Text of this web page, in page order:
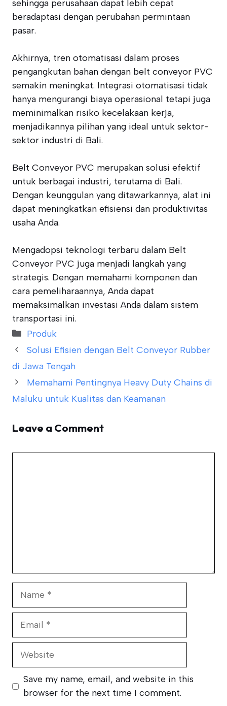
sehingga perusahaan dapat lebih cepat
beradaptasi dengan perubahan permintaan
pasar.
Akhirnya, tren otomatisasi dalam proses
pengangkutan bahan dengan belt conveyor PVC
semakin meningkat. Integrasi otomatisasi tidak
hanya mengurangi biaya operasional tetapi juga
meminimalkan risiko kecelakaan kerja,
menjadikannya pilihan yang ideal untuk sektor-
sektor industri di Bali.
Belt Conveyor PVC merupakan solusi efektif
untuk berbagai industri, terutama di Bali.
Dengan keunggulan yang ditawarkannya, alat ini
dapat meningkatkan efisiensi dan produktivitas
usaha Anda.
Mengadopsi teknologi terbaru dalam Belt
Conveyor PVC juga menjadi langkah yang
strategis. Dengan memahami komponen dan
cara pemeliharaannya, Anda dapat
memaksimalkan investasi Anda dalam sistem
transportasi ini.
Categories
Produk
Solusi Efisien dengan Belt Conveyor Rubber
di Jawa Tengah
Memahami Pentingnya Heavy Duty Chains di
Maluku untuk Kualitas dan Keamanan
Leave a Comment
Website
Save my name, email, and website in this
browser for the next time I comment.